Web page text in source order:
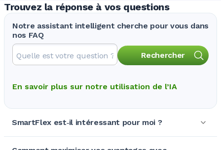
Trouvez la réponse à vos questions
Notre assistant intelligent cherche pour vous dans
nos FAQ
Rechercher
En savoir plus sur notre utilisation de l’IA
SmartFlex est‑il intéressant pour moi ?